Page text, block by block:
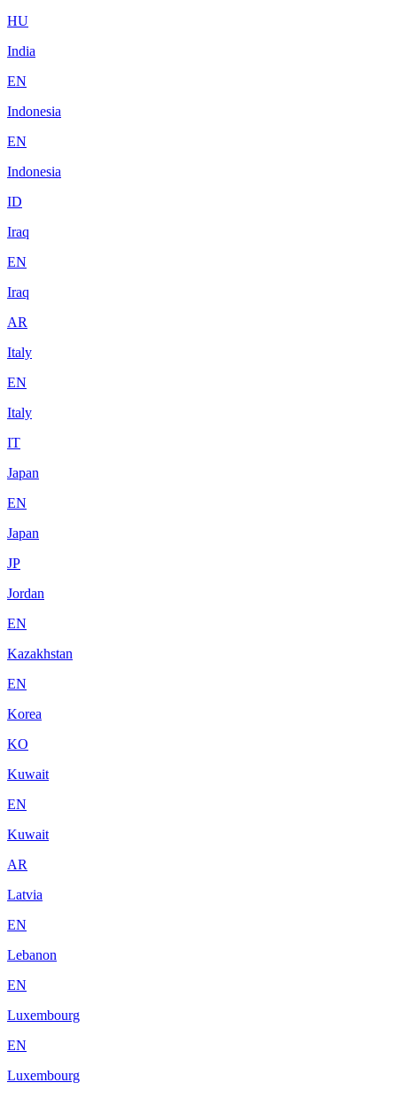
HU
India
EN
Indonesia
EN
Indonesia
ID
Iraq
EN
Iraq
AR
Italy
EN
Italy
IT
Japan
EN
Japan
JP
Jordan
EN
Kazakhstan
EN
Korea
KO
Kuwait
EN
Kuwait
AR
Latvia
EN
Lebanon
EN
Luxembourg
EN
Luxembourg